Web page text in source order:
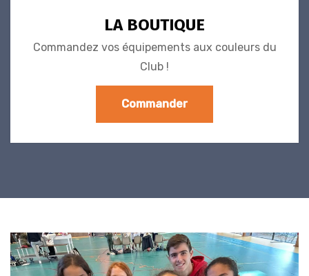
LA BOUTIQUE
Commandez vos équipements aux couleurs du
Club !
Commander